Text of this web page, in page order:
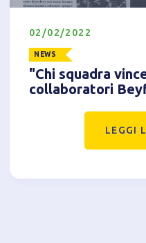
02/02/2022
NEWS
"Chi squadra
collaboratori
LEGGI